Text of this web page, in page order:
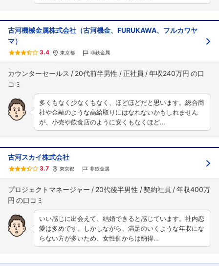
古河機械金属株式会社（古河機金、FURUKAWA、フルカワヤ
マ）
3.4 東京都 非鉄金属
カウンターセールス 20代前半男性 正社員 年収240万円
多くもなく少なくもなく、ほどほどだと思います。総合商
社や金融のような高給取りにはなれないかもしれません
が、小売や飲食店のように安くもなくほど…
古河スカイ株式会社
3.7 東京都 非鉄金属
プロジェクトマネージャー 20代後半男性 契約社員
年収400万
円
いい感じに出会えて、結婚できると感じています。社内恋
愛は多めです。しかしながら、満足のいくような年収にな
らない方が多いため、女性側からは納得…